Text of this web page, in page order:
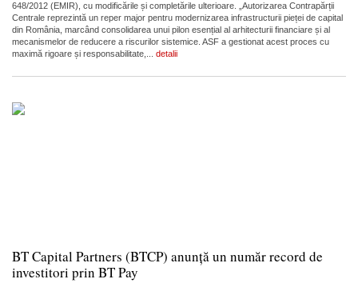
648/2012 (EMIR), cu modificările și completările ulterioare. „Autorizarea Contrapărții
Centrale reprezintă un reper major pentru modernizarea infrastructurii pieței de capital
din România, marcând consolidarea unui pilon esențial al arhitecturii financiare și al
mecanismelor de reducere a riscurilor sistemice. ASF a gestionat acest proces cu
maximă rigoare și responsabilitate,... detalii
BT Capital Partners (BTCP) anunță un număr record de
investitori prin BT Pay